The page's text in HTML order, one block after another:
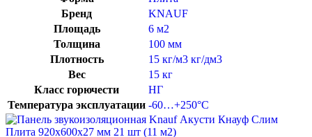
Бренд
KNAUF
Площадь
6 м2
Толщина
100 мм
Плотность
15 кг/м3 кг/дм3
Вес
15 кг
Класс горючести
НГ
Температура эксплуатации -60…+250°C